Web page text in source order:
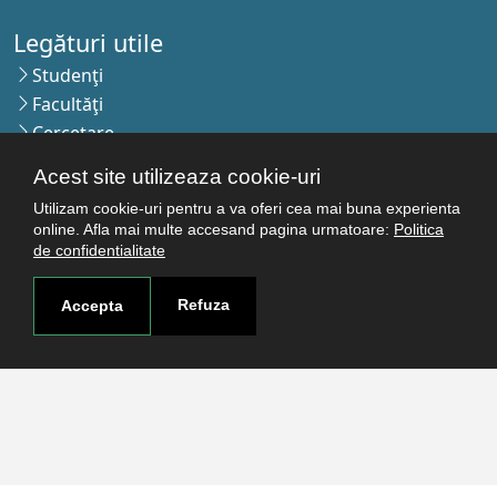
Acest site utilizeaza cookie-uri
Utilizam cookie-uri pentru a va oferi cea mai buna experienta
online. Afla mai multe accesand pagina urmatoare: Politica
de confidentialitate
Accepta Refuza
Legături utile
Studenţi
Facultăţi
Cercetare
Politica de confidenţialitate
Autentificare
Contact
Pagina de contact
Cum ajungi aici